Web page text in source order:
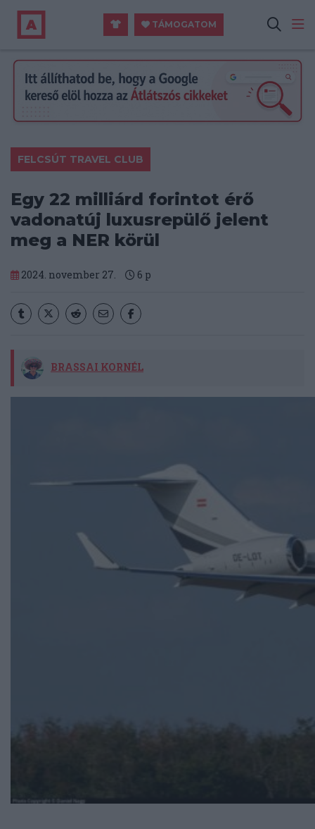
TÁMOGATOM
FELCSÚT TRAVEL CLUB
Egy 22 milliárd forintot érő
vadonatúj luxusrepülő jelent
meg a NER körül
2024. november 27. 6 p
BRASSAI KORNÉL